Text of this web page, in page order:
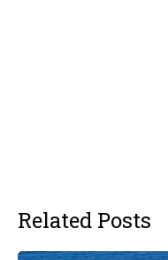
Related Posts